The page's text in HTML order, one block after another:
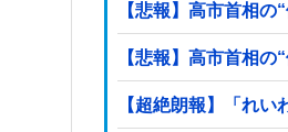
【悲報】高市首相
【悲報】高市首相
【超絶朗報】「れ